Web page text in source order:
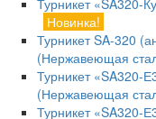
Турникет «SA320-
Новинка!
Турникет SA-320
(Нержавеющая
Турникет «SA320-
(Нержавеющая
Турникет «SA320-